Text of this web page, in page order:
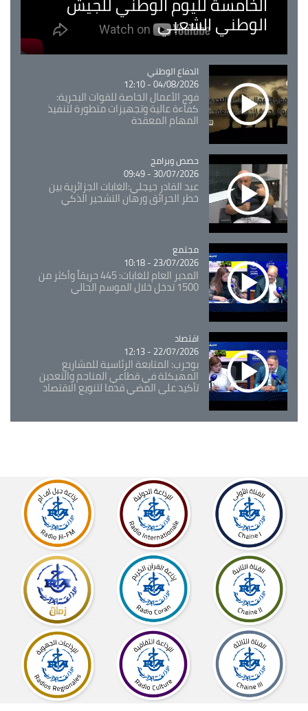
الوطني الشعبي
Catégorie
الدفاع الوطني
04/08/2026 - 12:10
فوج الأعمال الخاصة للقوات البحرية:
كفاءة عالية وتجهيزات متطورة لتنفيذ
المهام المعقدة
Catégorie
حصص وبرامج
30/07/2026 - 09:49
عبد القادر جيجلي:الغابات الجزائرية بين
خطر الحرائق ورهان التشجير الذكي
Catégorie
مجتمع
23/07/2026 - 10:18
المدير العام للغابات: 445 حريقاً وأكثر من
1500 تدخل خلال الموسم الحالي
Catégorie
اقتصاد
22/07/2026 - 12:13
بوحرب: المتابعة الرئاسية للمشاريع
المهيكلة في قطاعي المناجم والتعدين
تأكيد على المضي قدما لتنويع الاقتصاد